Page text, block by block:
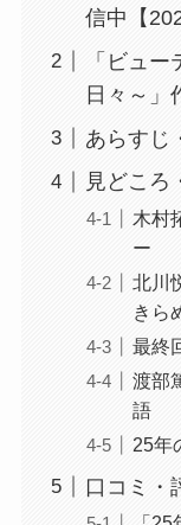
信中【
「ビュ
日々～」
あらすじ
見どころ
木村
ー
北川
きら
最終
渡部
語
25年
口コミ・